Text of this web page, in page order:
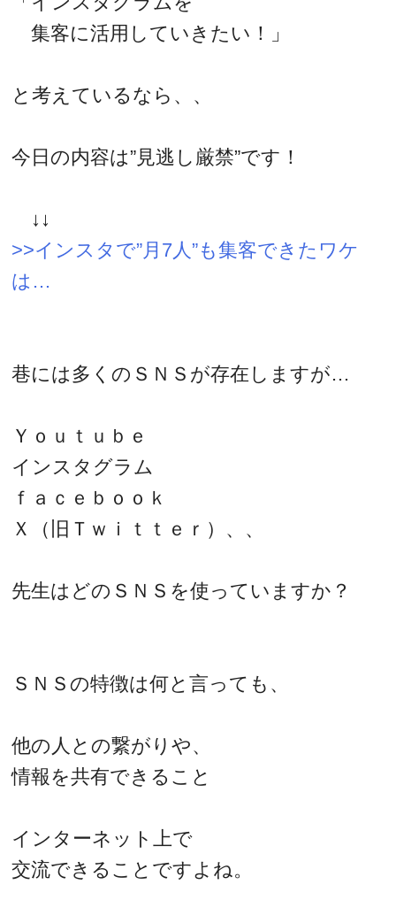
集客に活用していきたい！」
と考えているなら、、
今日の内容は”見逃し厳禁”です！
↓↓
>>インスタで”月7人”も集客できたワケ
は…
巷には多くのＳＮＳが存在しますが…
Ｙｏｕｔｕｂｅ
インスタグラム
ｆａｃｅｂｏｏｋ
Ｘ（旧Ｔｗｉｔｔｅｒ）、、
先生はどのＳＮＳを使っていますか？
ＳＮＳの特徴は何と言っても、
他の人との繋がりや、
情報を共有できること
インターネット上で
交流できることですよね。